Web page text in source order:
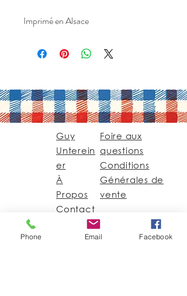
Imprimé en Alsace
Guy
Unterein
er
À
Propos
Contact
Foire aux
questions
Conditions
Générales de
vente
Guy@GuyUntereiner.fr
Phone Email Facebook